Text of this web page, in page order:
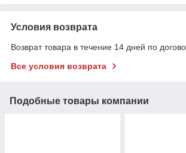
Условия возврата
Возврат товара в течение 14 дней по
Все условия возврата
Подобные товары компании